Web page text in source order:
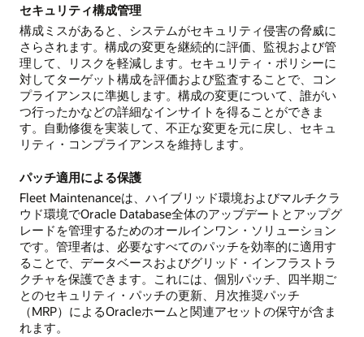
セキュリティ構成管理
構成ミスがあると、システムがセキュリティ侵害の脅威に
さらされます。構成の変更を継続的に評価、監視および管
理して、リスクを軽減します。セキュリティ・ポリシーに
対してターゲット構成を評価および監査することで、コン
プライアンスに準拠します。構成の変更について、誰がい
つ行ったかなどの詳細なインサイトを得ることができま
す。自動修復を実装して、不正な変更を元に戻し、セキュ
リティ・コンプライアンスを維持します。
パッチ適用による保護
Fleet Maintenanceは、ハイブリッド環境およびマルチクラ
ウド環境でOracle Database全体のアップデートとアップグ
レードを管理するためのオールインワン・ソリューション
です。管理者は、必要なすべてのパッチを効率的に適用す
ることで、データベースおよびグリッド・インフラストラ
クチャを保護できます。これには、個別パッチ、四半期ご
とのセキュリティ・パッチの更新、月次推奨パッチ
（MRP）によるOracleホームと関連アセットの保守が含ま
れます。